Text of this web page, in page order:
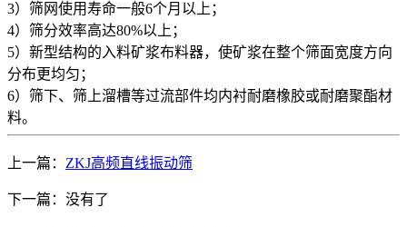
3）筛网使用寿命一般6个月以上；
4）筛分效率高达80%以上；
5）新型结构的入料矿浆布料器，使矿浆在整个筛面宽度方向
分布更均匀；
6）筛下、筛上溜槽等过流部件均内衬耐磨橡胶或耐磨聚酯材
料。
上一篇： ZKJ高频直线振动筛
下一篇：没有了